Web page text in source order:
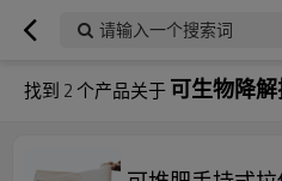
请输入一个搜索词
找到 2个产品关于可生物降